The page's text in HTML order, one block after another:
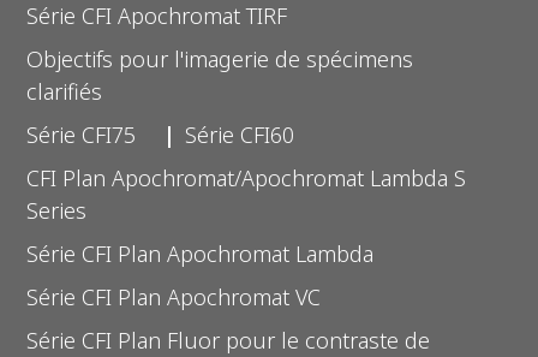
Série CFI Apochromat TIRF
Objectifs pour l'imagerie de spécimens
clarifiés
Série CFI75
Série CFI60
CFI Plan Apochromat/Apochromat Lambda S
Series
Série CFI Plan Apochromat Lambda
Série CFI Plan Apochromat VC
Série CFI Plan Fluor pour le contraste de